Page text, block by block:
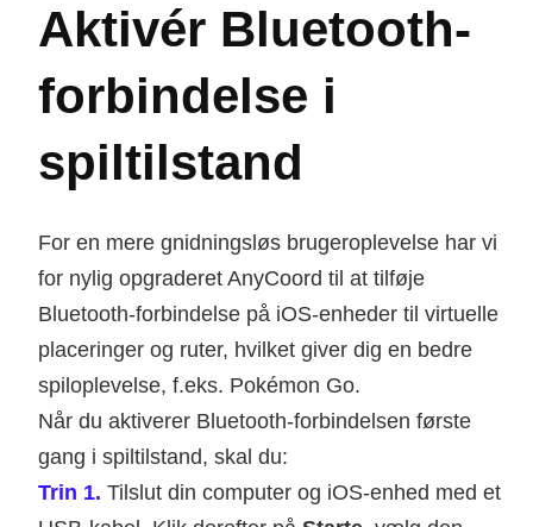
Aktivér Bluetooth-
forbindelse i
spiltilstand
For en mere gnidningsløs brugeroplevelse har vi
for nylig opgraderet AnyCoord til at tilføje
Bluetooth-forbindelse på iOS-enheder til virtuelle
placeringer og ruter, hvilket giver dig en bedre
spiloplevelse, f.eks. Pokémon Go.
Når du aktiverer Bluetooth-forbindelsen første
gang i spiltilstand, skal du:
Trin 1. Tilslut din computer og iOS-enhed med et